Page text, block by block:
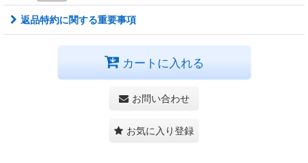
返品特約に関する重要事項
カートに入れる
お問い合わせ
お気に入り登録